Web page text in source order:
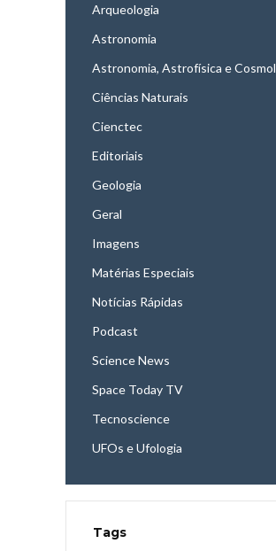
Arqueologia
Astronomia
Astronomia, Astrofísica e
Ciências Naturais
Cienctec
Editoriais
Geologia
Geral
Imagens
Matérias Especiais
Notícias Rápidas
Podcast
Science News
Space Today TV
Tecnoscience
UFOs e Ufologia
Tags